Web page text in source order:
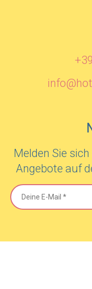
Melden Sie
Angebote auf